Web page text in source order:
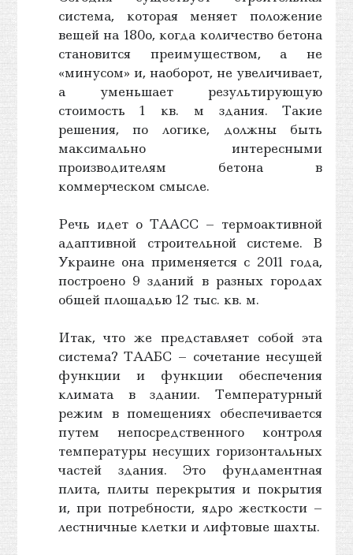
система, которая меняет положение
вещей на 180o, когда количество бетона
становится преимуществом, а не
«минусом» и, наоборот, не увеличивает,
а уменьшает результирующую
стоимость 1 кв. м здания. Такие
решения, по логике, должны быть
максимально интересными
производителям бетона в
коммерческом смысле.
Речь идет о ТААСС – термоактивной
адаптивной строительной системе. В
Украине она применяется с 2011 года,
построено 9 зданий в разных городах
общей площадью 12 тыс. кв. м.
Итак, что же представляет собой эта
система? ТААБС – сочетание несущей
функции и функции обеспечения
климата в здании. Температурный
режим в помещениях обеспечивается
путем непосредственного контроля
температуры несущих горизонтальных
частей здания. Это фундаментная
плита, плиты перекрытия и покрытия
и, при потребности, ядро жесткости –
лестничные клетки и лифтовые шахты.